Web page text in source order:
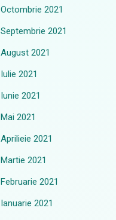
Octombrie 2021
Septembrie 2021
August 2021
Iulie 2021
Iunie 2021
Mai 2021
Aprilieie 2021
Martie 2021
Februarie 2021
Ianuarie 2021